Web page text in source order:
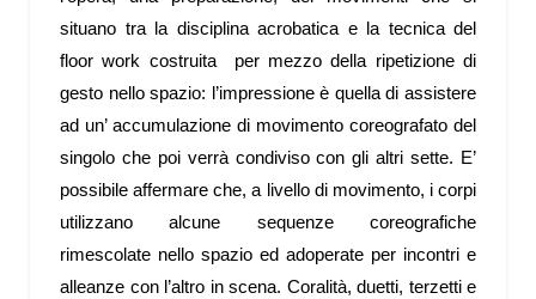
situano tra la disciplina acrobatica e la tecnica del
floor work costruita per mezzo della ripetizione di
gesto nello spazio: l’impressione è quella di assistere
ad un’ accumulazione di movimento coreografato del
singolo che poi verrà condiviso con gli altri sette. E’
possibile affermare che, a livello di movimento, i corpi
utilizzano alcune sequenze coreografiche
rimescolate nello spazio ed adoperate per incontri e
alleanze con l’altro in scena. Coralità, duetti, terzetti e